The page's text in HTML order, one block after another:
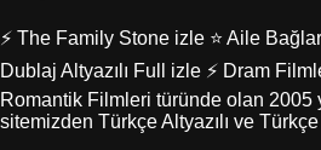
⚡ The Family Stone izle ⭐ Aile
Dublaj Altyazılı Full izle ⚡ Dram
Romantik Filmleri türünde olan 2005
sitemizden Türkçe Altyazılı ve